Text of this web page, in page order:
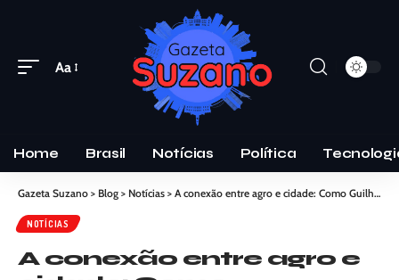
Aa
Home Brasil Notícias Política
Gazeta Suzano > Blog > Notícias > A conexão entre agro e cidade: Como Guilherme Silva Ribeiro Campos interpreta essa relação
NOTÍCIAS
A conexão entre agro e